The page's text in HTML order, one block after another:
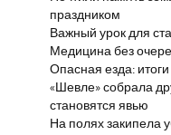
праздником
Важный урок для
Медицина без
Опасная езда:
«Шевле» собрала
становятся явью
На полях закипела